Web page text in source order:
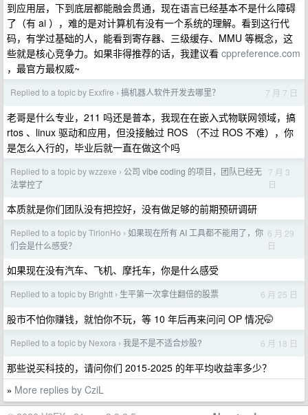
到应用层，下到底层都能融会贯通，现在语言已经基本不是什么障碍
了（有 ai ），难的是对计算机有没有一个系统的理解。看到这行代
码，有学过基础的人，能看到寄存器、三级缓存、MMU 等概念，这
些就是核心竞争力。如果非得推荐的话，我建议看 cppreference.com
，最官方最权威~
Replied to a topic by Exxfire › 搞机器人软件开发去哪里？ 7 月 7 日
老哥是什么专业，211 吗还是普本，我现在在嵌入式物联网领域，搞
rtos 、linux 驱动和应用，但没接触过 ROS （不过 ROS 不难），你
是怎么入行的，毕业后就一直在做这个吗
Replied to a topic by wzzexe › 公司 vibe coding 的项目，团队已经无
法掌控了
7 月 3
日
本质就是你们团队没有把控好，没有做足够的前期预研调研
Replied to a topic by TirionHo › 如果现在所有 AI 工具都不能用了，你
们会是什么感受？
6 月 29
日
如果现在没有汽车、飞机、摩托车，你是什么感受
Replied to a topic by Brightt › 生平第一次拿住翻倍的股票 6 月 25 日
股市不怕你赚钱，就怕你不玩，等 10 年后再来问问 OP 情况🤭
Replied to a topic by Nexora › 我是不是不适合炒股? 6 月 18 日
那些说买科技的，请问你们 2015-2025 的年平均收益率多少？
» More replies by CziL